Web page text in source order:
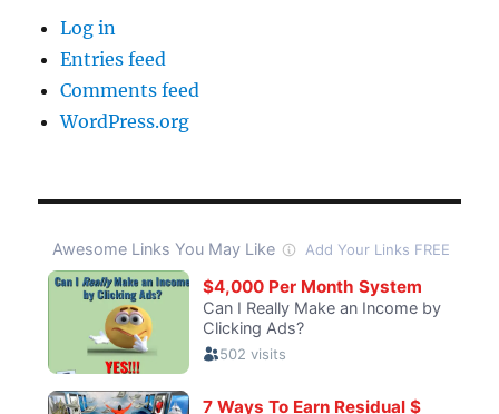
Log in
Entries feed
Comments feed
WordPress.org